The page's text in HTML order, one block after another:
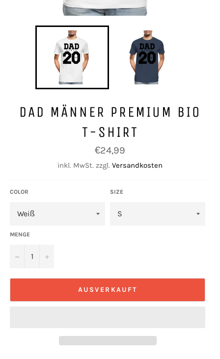
DAD MÄNNER PREMIUM BIO
T-SHIRT
Normaler
Preis
€24,99
inkl. MwSt. zzgl. Versandkosten
COLOR SIZE
MENGE
− +
AUSVERKAUFT